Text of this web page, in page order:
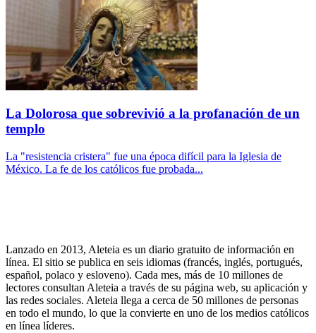
La Dolorosa que sobrevivió a la profanación de un
templo
La "resistencia cristera" fue una época difícil para la Iglesia de
México. La fe de los católicos fue probada...
Lanzado en 2013, Aleteia es un diario gratuito de información en
línea. El sitio se publica en seis idiomas (francés, inglés, portugués,
español, polaco y esloveno). Cada mes, más de 10 millones de
lectores consultan Aleteia a través de su página web, su aplicación y
las redes sociales. Aleteia llega a cerca de 50 millones de personas
en todo el mundo, lo que la convierte en uno de los medios católicos
en línea líderes.